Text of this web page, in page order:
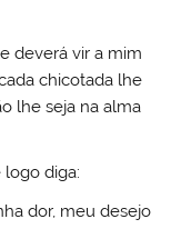
deverá vir a mim
chicotada lhe
lhe seja na alma
diga:
dor, meu desejo